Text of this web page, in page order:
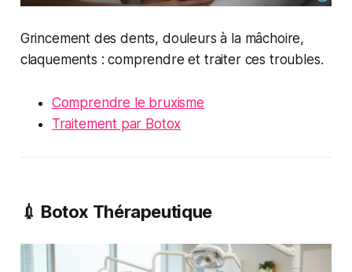
Grincement des dents, douleurs à la mâchoire,
claquements : comprendre et traiter ces troubles.
Comprendre le bruxisme
Traitement par Botox
💉 Botox Thérapeutique